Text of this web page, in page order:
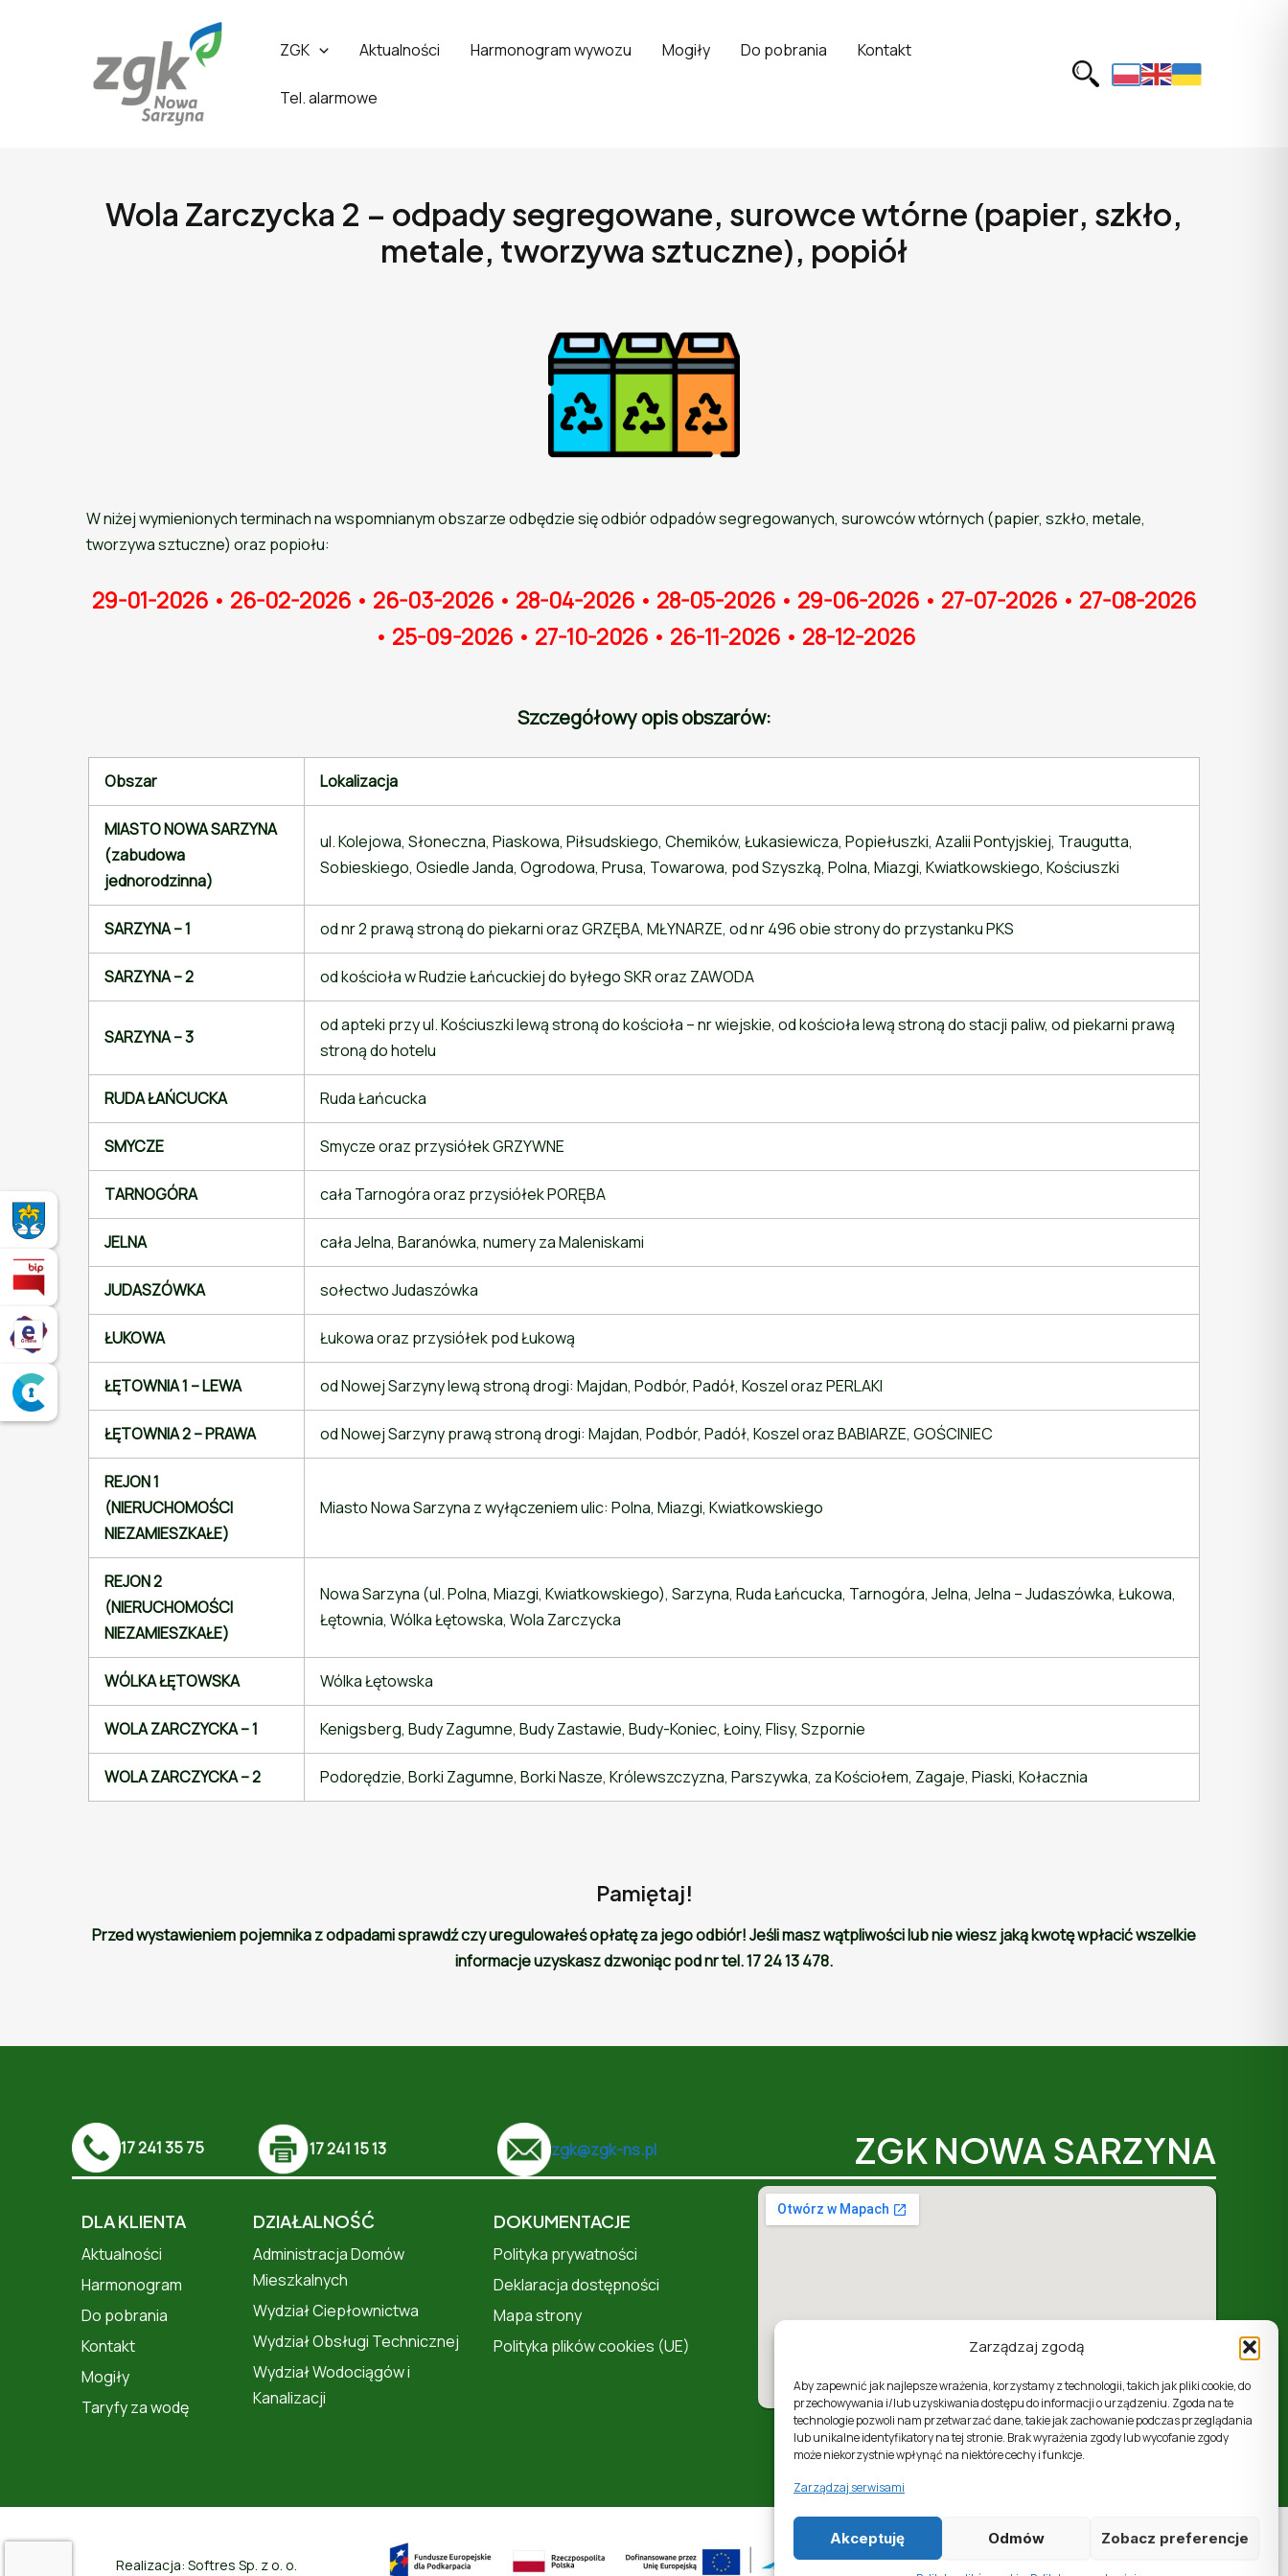
Zarządzaj zgodą
Aby zapewnić jak najlepsze wrażenia, korzystamy z technologii, takich jak pliki cookie, do
przechowywania i/lub uzyskiwania dostępu do informacji o urządzeniu. Zgoda na te
technologie pozwoli nam przetwarzać dane, takie jak zachowanie podczas przeglądania
lub unikalne identyfikatory na tej stronie. Brak wyrażenia zgody lub wycofanie zgody
może niekorzystnie wpłynąć na niektóre cechy i funkcje.
Zarządzaj serwisami
Akceptuję Odmów Zobacz preferencje
ZGK Aktualności Harmonogram wywozu Mogiły Do pobrania Kontakt
Tel. alarmowe
Wola Zarczycka 2 – odpady segregowane, surowce wtórne (papier, szkło,
metale, tworzywa sztuczne), popiół
W niżej wymienionych terminach na wspomnianym obszarze odbędzie się odbiór odpadów segregowanych, surowców wtórnych (papier, szkło, metale,
tworzywa sztuczne) oraz popiołu:
29-01-2026 • 26-02-2026 • 26-03-2026 • 28-04-2026 • 28-05-2026 • 29-06-2026 • 27-07-2026 • 27-08-2026
• 25-09-2026 • 27-10-2026 • 26-11-2026 • 28-12-2026
Szczegółowy opis obszarów:
Obszar Lokalizacja
MIASTO NOWA SARZYNA
(zabudowa
jednorodzinna)
ul. Kolejowa, Słoneczna, Piaskowa, Piłsudskiego, Chemików, Łukasiewicza, Popiełuszki, Azalii Pontyjskiej, Traugutta,
Sobieskiego, Osiedle Janda, Ogrodowa, Prusa, Towarowa, pod Szyszką, Polna, Miazgi, Kwiatkowskiego, Kościuszki
SARZYNA – 1 od nr 2 prawą stroną do piekarni oraz GRZĘBA, MŁYNARZE, od nr 496 obie strony do przystanku PKS
SARZYNA – 2 od kościoła w Rudzie Łańcuckiej do byłego SKR oraz ZAWODA
SARZYNA – 3
od apteki przy ul. Kościuszki lewą stroną do kościoła – nr wiejskie, od kościoła lewą stroną do stacji paliw, od piekarni prawą
stroną do hotelu
RUDA ŁAŃCUCKA Ruda Łańcucka
SMYCZE Smycze oraz przysiółek GRZYWNE
TARNOGÓRA cała Tarnogóra oraz przysiółek PORĘBA
JELNA cała Jelna, Baranówka, numery za Maleniskami
JUDASZÓWKA sołectwo Judaszówka
ŁUKOWA Łukowa oraz przysiółek pod Łukową
ŁĘTOWNIA 1 – LEWA od Nowej Sarzyny lewą stroną drogi: Majdan, Podbór, Padół, Koszel oraz PERLAKI
ŁĘTOWNIA 2 – PRAWA od Nowej Sarzyny prawą stroną drogi: Majdan, Podbór, Padół, Koszel oraz BABIARZE, GOŚCINIEC
REJON 1
(NIERUCHOMOŚCI
NIEZAMIESZKAŁE)
Miasto Nowa Sarzyna z wyłączeniem ulic: Polna, Miazgi, Kwiatkowskiego
REJON 2
(NIERUCHOMOŚCI
NIEZAMIESZKAŁE)
Nowa Sarzyna (ul. Polna, Miazgi, Kwiatkowskiego), Sarzyna, Ruda Łańcucka, Tarnogóra, Jelna, Jelna – Judaszówka, Łukowa,
Łętownia, Wólka Łętowska, Wola Zarczycka
WÓLKA ŁĘTOWSKA Wólka Łętowska
WOLA ZARCZYCKA – 1 Kenigsberg, Budy Zagumne, Budy Zastawie, Budy-Koniec, Łoiny, Flisy, Szpornie
WOLA ZARCZYCKA – 2 Podorędzie, Borki Zagumne, Borki Nasze, Królewszczyzna, Parszywka, za Kościołem, Zagaje, Piaski, Kołacznia
Pamiętaj!
Przed wystawieniem pojemnika z odpadami sprawdź czy uregulowałeś opłatę za jego odbiór! Jeśli masz wątpliwości lub nie wiesz jaką kwotę wpłacić wszelkie
informacje uzyskasz dzwoniąc pod nr tel. 17 24 13 478.
17 241 35 75 17 241 15 13 zgk@zgk-ns.pl ZGK NOWA SARZYNA
DLA KLIENTA
Aktualności
Harmonogram
Do pobrania
Kontakt
Mogiły
Taryfy za wodę
DZIAŁALNOŚĆ
Administracja Domów
Mieszkalnych
Wydział Ciepłownictwa
Wydział Obsługi Technicznej
Wydział Wodociągów i
Kanalizacji
DOKUMENTACJE
Polityka prywatności
Deklaracja dostępności
Mapa strony
Polityka plików cookies (UE)
ul. 1 Maja 4, 37-310 Nowa Sarzyna, woj. podkarpackie
Realizacja: Softres Sp. z o. o.
Prawa autorskie © 2026 ZGK Nowa
Miasto i Gmina Nowa Sarzyna - oficjalna strona
Biuletyn Informacji Publicznej
Elektroniczne Biuro Obsługi Mieszkańca
Serwis ePUAP